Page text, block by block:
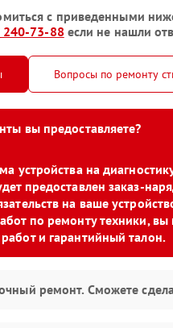
с приведенными
240-73-88 если не нашли
Вопросы по ремонту
вы предоставляете?
устройства на
предоставлен заказ-
на ваше
по ремонту техники, вы
и гарантийный талон.
ремонт. Сможете